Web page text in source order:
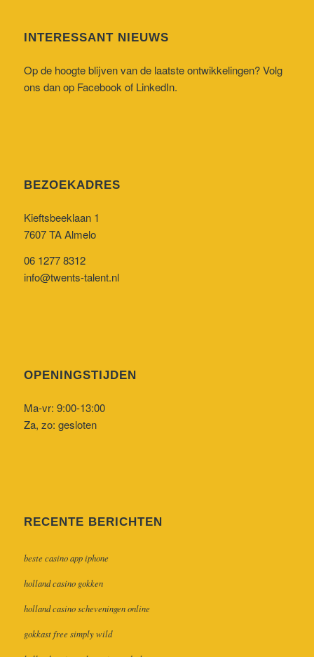
INTERESSANT NIEUWS
Op de hoogte blijven van de laatste ontwikkelingen? Volg
ons dan op Facebookof LinkedIn.
BEZOEKADRES
Kieftsbeeklaan 1
7607 TA Almelo
06 1277 8312
info@twents-talent.nl
OPENINGSTIJDEN
Ma-vr: 9:00-13:00
Za, zo: gesloten
RECENTE BERICHTEN
beste casino app iphone
holland casino gokken
holland casino scheveningen online
gokkast free simply wild